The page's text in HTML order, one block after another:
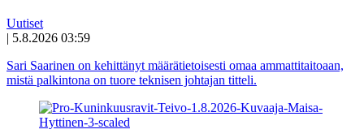
Uutiset
| 5.8.2026 03:59
Sari Saarinen on kehittänyt määrätietoisesti omaa ammattitaitoaan,
mistä palkintona on tuore teknisen johtajan titteli.